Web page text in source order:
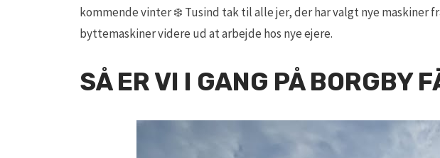
kommende vinter ❄️ Tusind tak til alle jer, der har valgt nye maskiner
byttemaskiner videre ud at arbejde hos nye ejere.
SÅ ER VI I GANG PÅ BORGBY